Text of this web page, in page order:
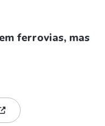
ferrovias, mas